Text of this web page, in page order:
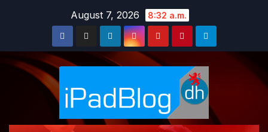
August 7, 2026 8:32 a.m.